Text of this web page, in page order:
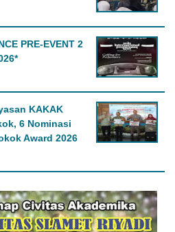
PRE-EVENT 2
KAKAK
6 Nominasi
Award 2026